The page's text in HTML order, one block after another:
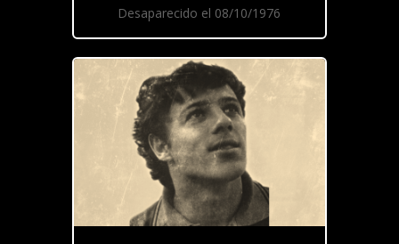
Desaparecido el 08/10/1976